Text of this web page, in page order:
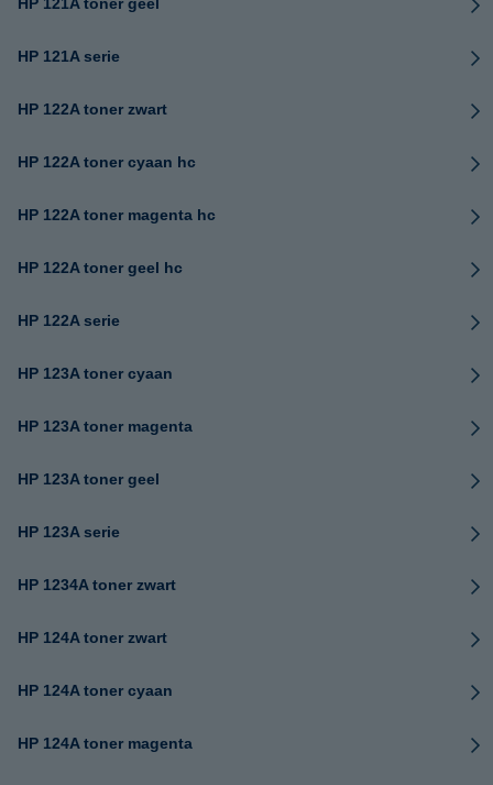
HP 121A serie
HP 122A toner zwart
HP 122A toner cyaan hc
HP 122A toner magenta hc
HP 122A toner geel hc
HP 122A serie
HP 123A toner cyaan
HP 123A toner magenta
HP 123A toner geel
HP 123A serie
HP 1234A toner zwart
HP 124A toner zwart
HP 124A toner cyaan
HP 124A toner magenta